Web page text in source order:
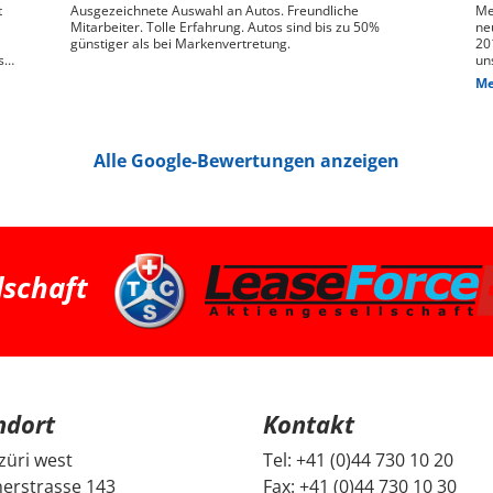
Ausgezeichnete Auswahl an Autos. Freundliche
Mitarbeiter. Tolle Erfahrung. Autos sind bis zu 50%
günstiger als bei Markenvertretung.
Alle Google-Bewertungen anzeigen
west
143
Kontakt
Tel: +41 (0)44 730 10 20
Fax: +41 (0)44 730 10 30